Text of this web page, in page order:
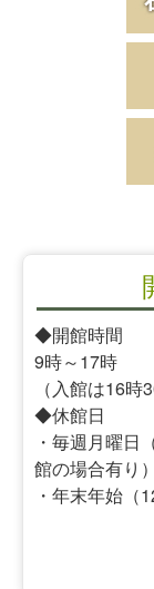
◆開館時間
9時～17時
（入館は16時
◆休館日
・毎週月曜日
館の場合有り）
・年末年始（